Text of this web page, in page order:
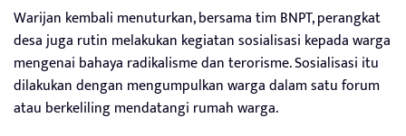
Warijan kembali menuturkan, bersama tim BNPT, perangkat
desa juga rutin melakukan kegiatan sosialisasi kepada warga
mengenai bahaya radikalisme dan terorisme. Sosialisasi itu
dilakukan dengan mengumpulkan warga dalam satu forum
atau berkeliling mendatangi rumah warga.